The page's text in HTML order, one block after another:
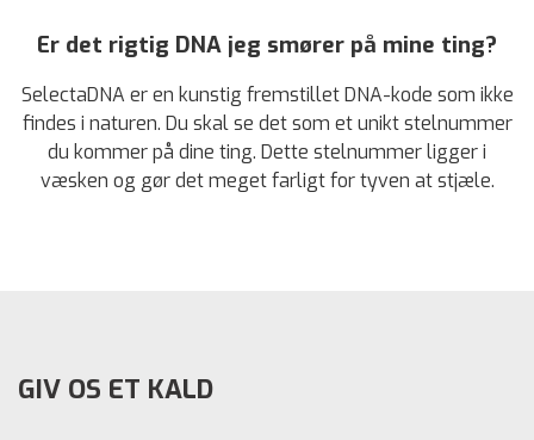
Er det rigtig DNA jeg smører på mine ting?
SelectaDNA er en kunstig fremstillet DNA-kode som ikke
findes i naturen. Du skal se det som et unikt stelnummer
du kommer på dine ting. Dette stelnummer ligger i
væsken og gør det meget farligt for tyven at stjæle.
GIV OS ET KALD